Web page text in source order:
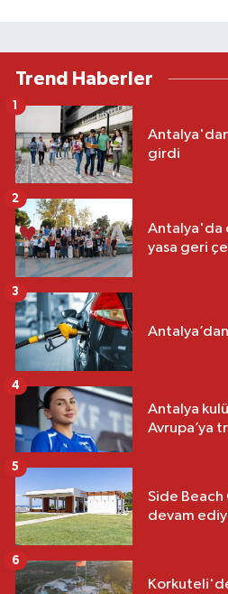
Trend Haberler
girdi
1
Antalya'da
yasa geri
2
3
Antalya
Avrupa’ya
4
Side Beach
devam
5
6